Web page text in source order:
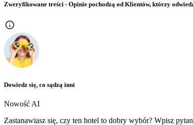
Zweryfikowane treści - Opinie pochodzą od Klientów, którzy
Dowiedz się, co sądzą inni
Nowość AI
Zastanawiasz się, czy ten hotel to dobry wybór? Wpisz